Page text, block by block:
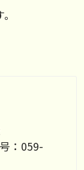
：059-